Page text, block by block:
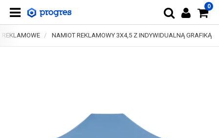
0
REKLAMOWE NAMIOT REKLAMOWY 3X4,5 Z INDYWIDUALNĄ GRAFIKĄ